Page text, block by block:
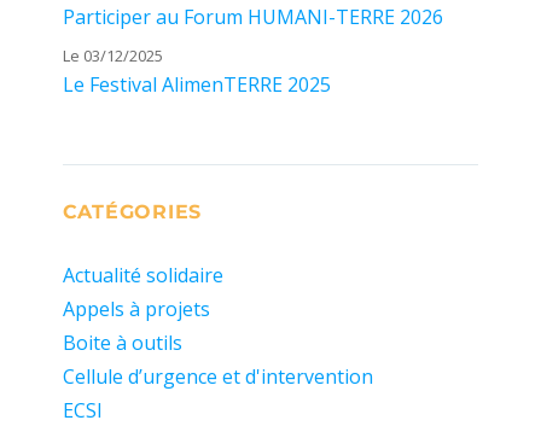
Participer au Forum HUMANI-TERRE 2026
Le 03/12/2025
Le Festival AlimenTERRE 2025
CATÉGORIES
Actualité solidaire
Appels à projets
Boite à outils
Cellule d’urgence et d'intervention
ECSI